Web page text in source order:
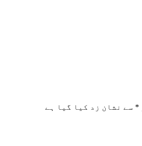
* سے نشان زد کیا گیا ہے